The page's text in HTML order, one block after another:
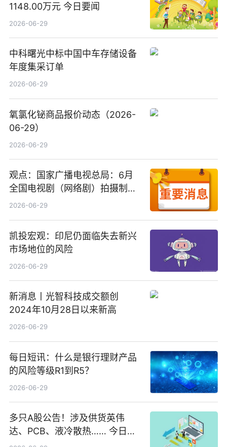
1148.00万元 今日要闻
2026-06-29
中科曙光中标中国中车存储设备
年度集采订单
2026-06-29
氧氯化铋商品报价动态（2026-
06-29）
2026-06-29
观点：国家广播电视总局：6月
全国电视剧（网络剧）拍摄制作
备案公示剧目197部
2026-06-29
凯投宏观：印尼仍面临失去新兴
市场地位的风险
2026-06-29
新消息丨光智科技成交额创
2024年10月28日以来新高
2026-06-29
每日短讯：什么是银行理财产品
的风险等级R1到R5？
2026-06-29
多只A股公告！涉及供货英伟
达、PCB、液冷散热…… 今日快
讯